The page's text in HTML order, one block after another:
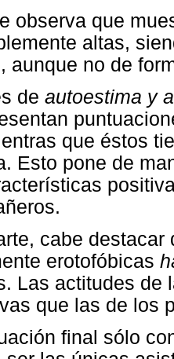
observa que
altas,
aunque no de
de autoestima y
que éstos
Esto pone de
cabe
erotofóbicas
Las actitudes de
que las de los
final sólo